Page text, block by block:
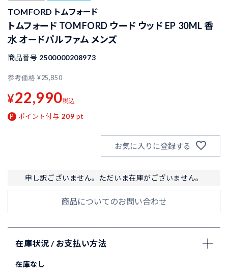
TOMFORD トムフォード
トムフォード TOMFORD ウード ウッド EP 30ML 香
水 オードパルファム メンズ
商品番号 2500000208973
参考価格 ¥25,850
¥22,990税込
ポイント付与 209 pt
お気に入りに登録する
申し訳ございません。ただいま在庫がございません。
商品についてのお問い合わせ
在庫状況 / お支払い方法
在庫なし